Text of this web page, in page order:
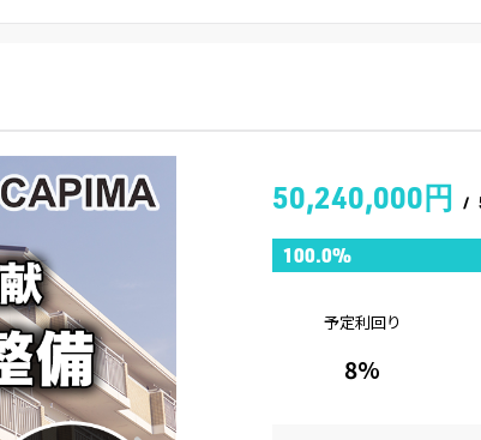
50,240,000円 /
予定利回り
8%